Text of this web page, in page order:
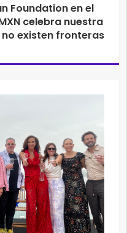
Foundation en el
celebra nuestra
existen fronteras